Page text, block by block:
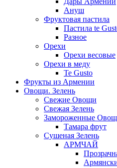
Ануш
Фруктовая пастила
Пастила te
Разное
Орехи
Орехи весовые
Орехи в меду
Te Gusto
Фрукты из Армении
Овощи. Зелень
Свежие Овощи
Свежая Зелень
Замороженные
Тамара фрут
Сушеная Зелень
АРМЧАЙ